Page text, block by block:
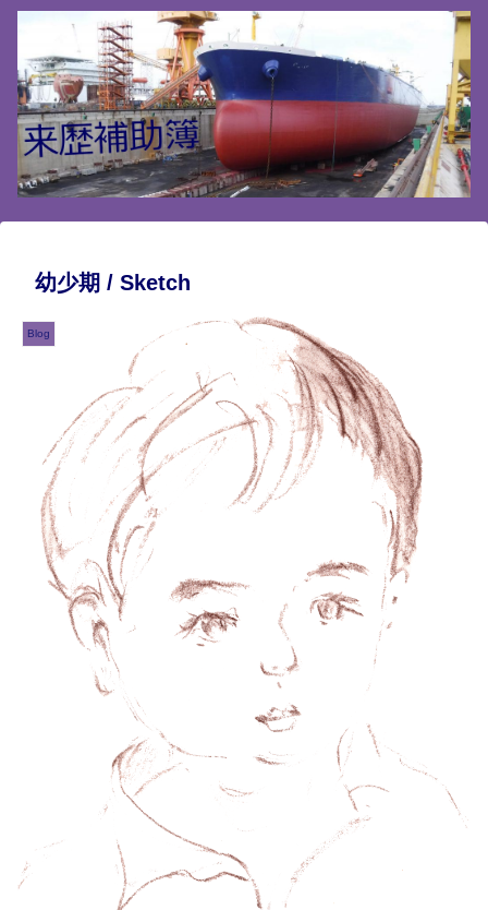
幼少期 / Sketch
Blog